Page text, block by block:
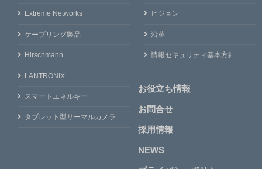
Extreme Networks
ケーブリング製品
Hirschmann
LANTRONIX
スマートエネルギー
タブレット型サーマルカメラ
ビジョン
沿革
情報セキュリティ基本方針
お役立ち情報
お問合せ
採用情報
NEWS